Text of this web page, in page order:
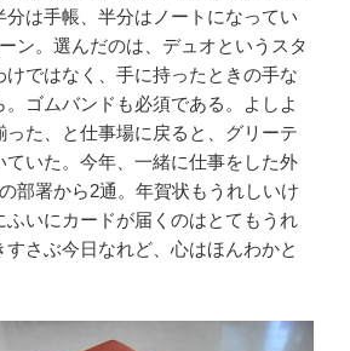
分は手帳、半分はノートになってい
ン。選んだのは、デュオというスタ
けではなく、手に持ったときの手な
。ゴムバンドも必須である。よしよ
った、と仕事場に戻ると、グリーテ
ていた。今年、一緒に仕事をした外
部署から2通。年賀状もうれしいけ
ふいにカードが届くのはとてもうれ
すさぶ今日なれど、心はほんわかと